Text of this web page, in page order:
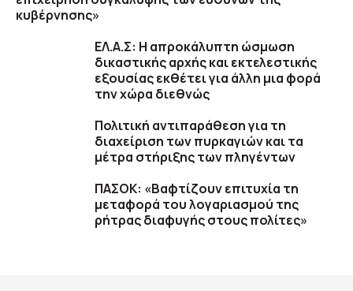
κυβέρνησης»
ΕΛ.Α.Σ: Η απροκάλυπτη ώσμωση
δικαστικής αρχής και εκτελεστικής
εξουσίας εκθέτει για άλλη μια φορά
την χώρα διεθνώς
Πολιτική αντιπαράθεση για τη
διαχείριση των πυρκαγιών και τα
μέτρα στήριξης των πληγέντων
ΠΑΣΟΚ: «Βαφτίζουν επιτυχία τη
μεταφορά του λογαριασμού της
ρήτρας διαφυγής στους πολίτες»